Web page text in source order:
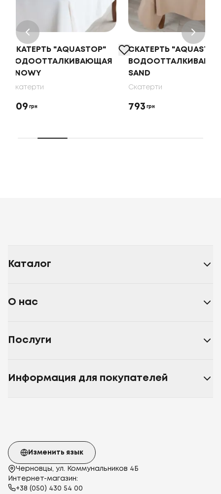
СКАТЕРТЬ "AQUASTOP"
ВОДООТТАЛКИВАЮЩАЯ
СКАТЕРТЬ
Каталог
О нас
Послуги
Информация для покупателей
Черновцы, ул. Коммунальников 4Б
Интернет-магазин:
+38 (050) 430 54 00
Изменить язык